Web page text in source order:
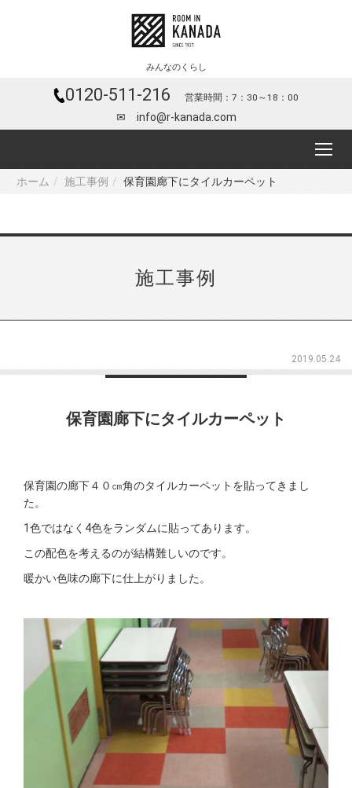
みんなのくらし
0120-511-216 営業時間：7：30～18：00
✉ info@r-kanada.com
ホーム 施工事例 保育園廊下にタイルカーペット
施工事例
2019.05.24
保育園廊下にタイルカーペット
保育園の廊下４０㎝角のタイルカーペットを貼ってきまし
た。
1色ではなく4色をランダムに貼ってあります。
この配色を考えるのが結構難しいのです。
暖かい色味の廊下に仕上がりました。